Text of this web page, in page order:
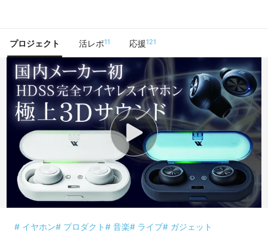
プロジェクト 活レポ11 応援121
# イヤホン# プロダクト# 音楽# ライブ# ガジェット